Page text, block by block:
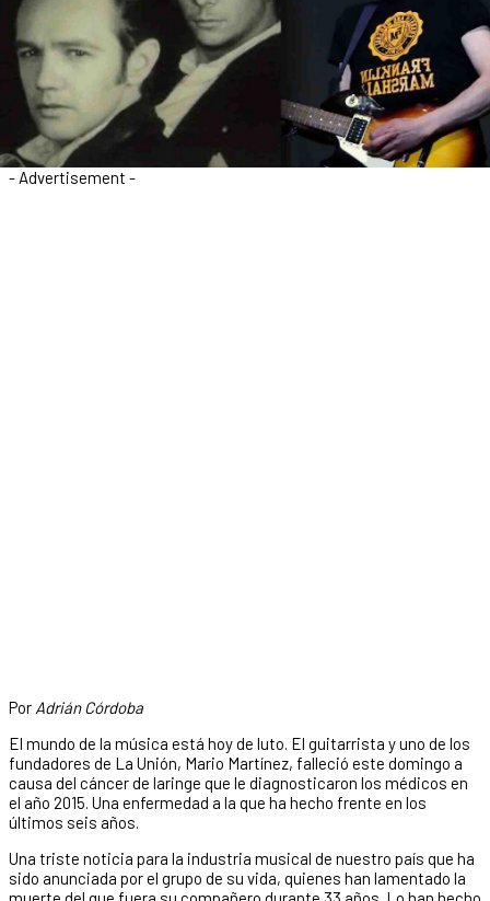
- Advertisement -
Por Adrián Córdoba
El mundo de la música está hoy de luto. El guitarrista y uno de los
fundadores de La Unión, Mario Martínez, falleció este domingo a
causa del cáncer de laringe que le diagnosticaron los médicos en
el año 2015. Una enfermedad a la que ha hecho frente en los
últimos seis años.
Una triste noticia para la industria musical de nuestro país que ha
sido anunciada por el grupo de su vida, quienes han lamentado la